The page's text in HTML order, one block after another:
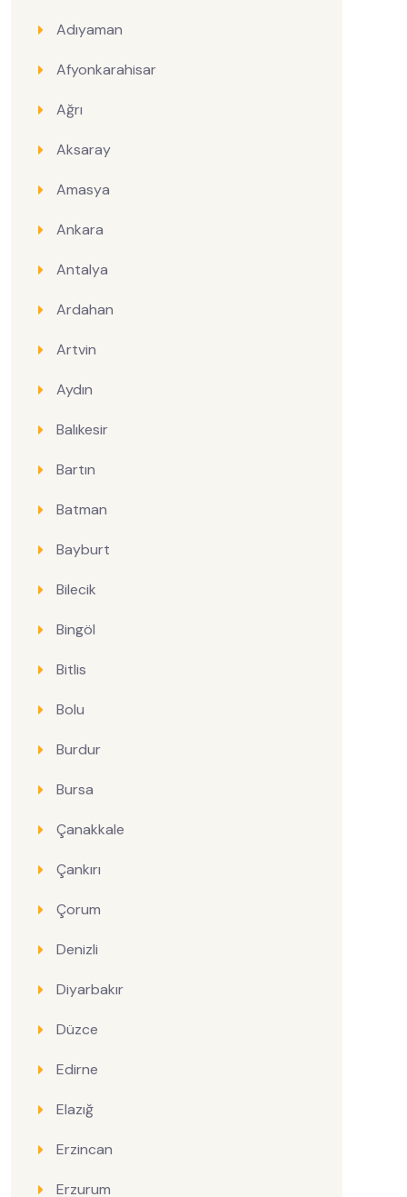
Adıyaman
Afyonkarahisar
Ağrı
Aksaray
Amasya
Ankara
Antalya
Ardahan
Artvin
Aydın
Balıkesir
Bartın
Batman
Bayburt
Bilecik
Bingöl
Bitlis
Bolu
Burdur
Bursa
Çanakkale
Çankırı
Çorum
Denizli
Diyarbakır
Düzce
Edirne
Elazığ
Erzincan
Erzurum